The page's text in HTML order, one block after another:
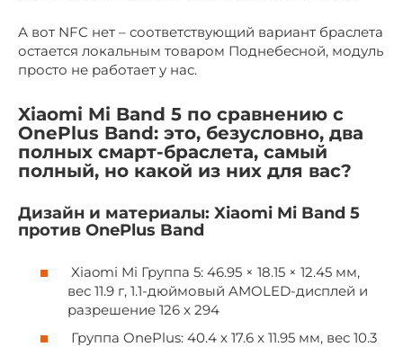
А вот NFC нет – соответствующий вариант браслета
остается локальным товаром Поднебесной, модуль
просто не работает у нас.
Xiaomi Mi Band 5 по сравнению с
OnePlus Band: это, безусловно, два
полных смарт-браслета, самый
полный, но какой из них для вас?
Дизайн и материалы: Xiaomi Mi Band 5
против OnePlus Band
Xiaomi Mi Группа 5: 46.95 × 18.15 × 12.45 мм,
вес 11.9 г, 1.1-дюймовый AMOLED-дисплей и
разрешение 126 x 294
Группа OnePlus: 40.4 x 17.6 x 11.95 мм, вес 10.3